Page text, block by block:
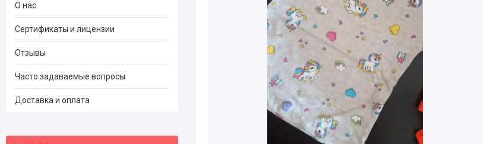
О нас
Сертификаты и лицензии
Отзывы
Часто задаваемые вопросы
Доставка и оплата